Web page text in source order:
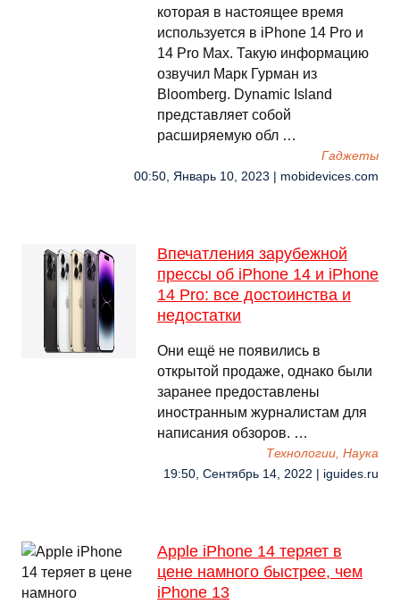
которая в настоящее время
используется в iPhone 14 Pro и
14 Pro Max. Такую информацию
озвучил Марк Гурман из
Bloomberg. Dynamic Island
представляет собой
расширяемую обл …
Гаджеты
00:50, Январь 10, 2023 | mobidevices.com
Впечатления зарубежной
прессы об iPhone 14 и iPhone
14 Pro: все достоинства и
недостатки
Они ещё не появились в
открытой продаже, однако были
заранее предоставлены
иностранным журналистам для
написания обзоров. …
Технологии, Наука
19:50, Сентябрь 14, 2022 | iguides.ru
Apple iPhone 14 теряет в
цене намного быстрее, чем
iPhone 13